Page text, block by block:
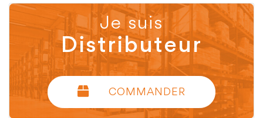
Je suis
Distributeur
COMMANDER